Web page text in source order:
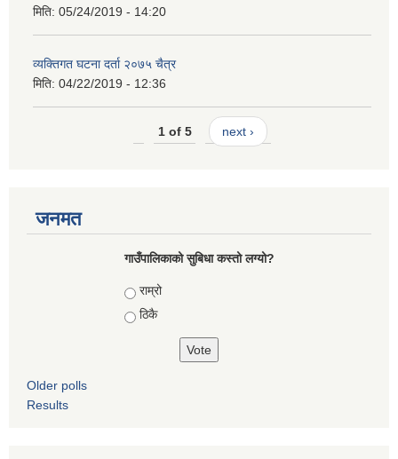
मिति: 05/24/2019 - 14:20
व्यक्तिगत घटना दर्ता २०७५ चैत्र
मिति: 04/22/2019 - 12:36
1 of 5 next ›
जनमत
गाउँपालिकाको सुबिधा कस्तो लग्यो?
Choices
राम्रो
ठिकै
Older polls
Results